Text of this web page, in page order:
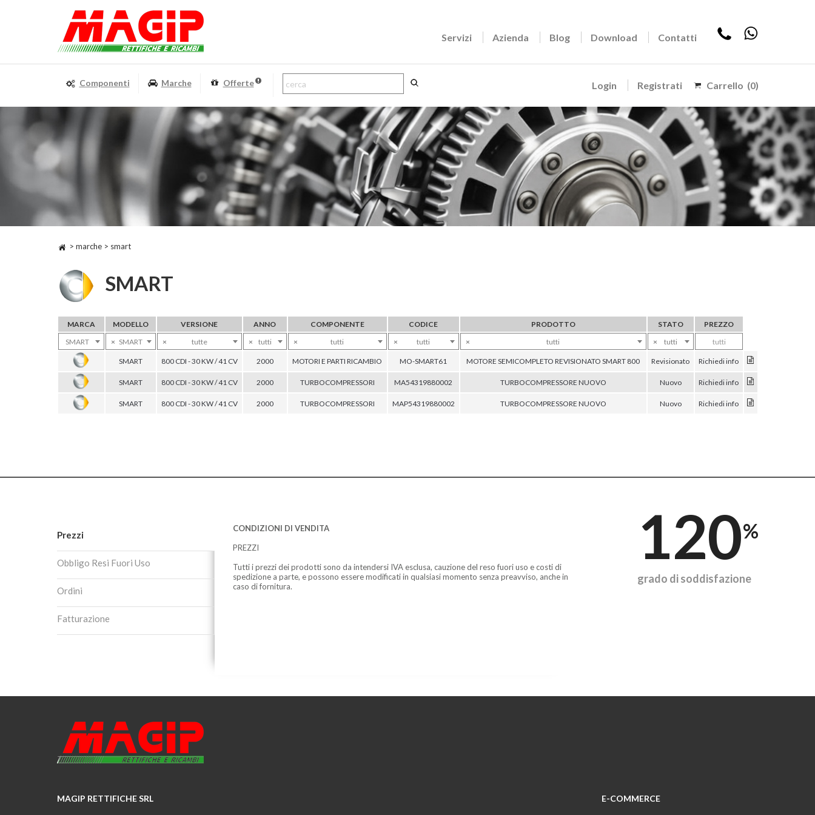
Servizi Azienda Blog Download Contatti
Login Registrati Carrello (0)
Componenti Marche Offerte
> marche > smart
SMART
MARCA MODELLO VERSIONE ANNO COMPONENTE CODICE PRODOTTO STATO
PREZZO
SMART
× SMART × tutte × tutti × tutti × tutti × tutti × tutti tutti
SMART 800 CDI - 30 KW / 41 CV 2000 MOTORI E PARTI RICAMBIO MO-SMART61 MOTORE SEMICOMPLETO REVISIONATO SMART 800 Revisionato Richiedi info
SMART 800 CDI - 30 KW / 41 CV 2000 TURBOCOMPRESSORI MA54319880002 TURBOCOMPRESSORE NUOVO Nuovo Richiedi info
SMART 800 CDI - 30 KW / 41 CV 2000 TURBOCOMPRESSORI MAP54319880002 TURBOCOMPRESSORE NUOVO Nuovo Richiedi info
Prezzi
Obbligo Resi Fuori Uso
Ordini
Fatturazione
CONDIZIONI DI VENDITA
PREZZI
Tutti i prezzi dei prodotti sono da intendersi IVA esclusa, cauzione del reso fuori uso e costi di
spedizione a parte, e possono essere modificati in qualsiasi momento senza preavviso, anche in
caso di fornitura.
120%
grado di soddisfazione
MAGIP RETTIFICHE SRL
E-COMMERCE